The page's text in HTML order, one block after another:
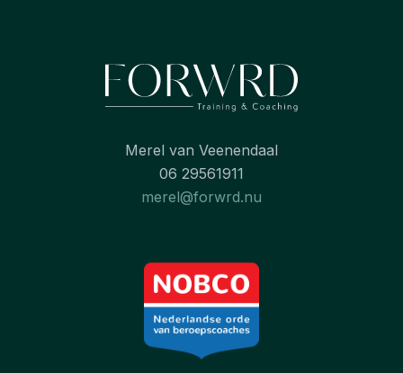
Merel van Veenendaal
06 29561911
merel@forwrd.nu